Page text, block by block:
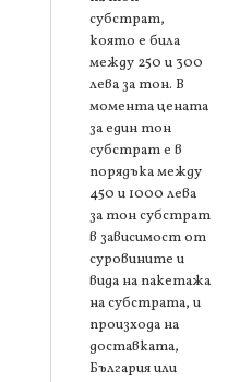
субстрат,
която е била
между 250 и 300
лева за тон. В
момента цената
за един тон
субстрат е в
порядъка между
450 и 1000 лева
за тон субстрат
в зависимост от
суровините и
вида на пакетажа
на субстрата, и
произхода на
доставката,
България или